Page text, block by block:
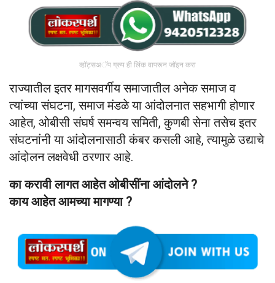
व्हॉट्सअॅप ग्रुप ही लिंक वापरून जॉइन करा
राज्यातील इतर मागसवर्गीय समाजातील अनेक समाज व
त्यांच्या संघटना, समाज मंडळे या आंदोलनात सहभागी होणार
आहेत, ओबीसी संघर्ष समन्वय समिती, कुणबी सेना तसेच इतर
संघटनांनी या आंदोलनासाठी कंबर कसली आहे, त्यामुळे उद्याचे
आंदोलन लक्षवेधी ठरणार आहे.
का करावी लागत आहेत ओबीसींना आंदोलने ?
काय आहेत आमच्या मागण्या ?